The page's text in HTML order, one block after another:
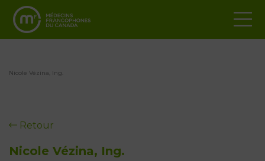
Nicole Vézina, Ing.
Retour
Nicole Vézina, Ing.